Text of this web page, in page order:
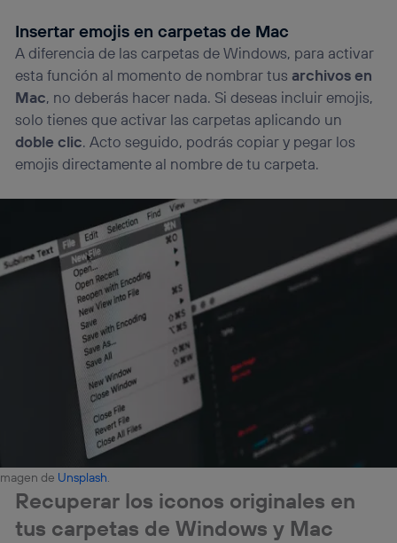
Insertar emojis en carpetas de Mac
A diferencia de las carpetas de Windows, para activar
esta función al momento de nombrar tus archivos en
Mac, no deberás hacer nada. Si deseas incluir emojis,
solo tienes que activar las carpetas aplicando un
doble clic. Acto seguido, podrás copiar y pegar los
emojis directamente al nombre de tu carpeta.
de Unsplash.
Recuperar los iconos originales en
tus carpetas de Windows y Mac